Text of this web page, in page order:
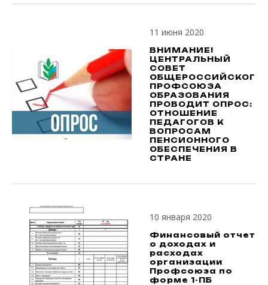
11 июня 2020
ВНИМАНИЕ!
ЦЕНТРАЛЬНЫЙ
СОВЕТ
ОБЩЕРОССИЙСКОГО
ПРОФСОЮЗА
ОБРАЗОВАНИЯ
ПРОВОДИТ ОПРОС:
ОТНОШЕНИЕ
ПЕДАГОГОВ К
ВОПРОСАМ
ПЕНСИОННОГО
ОБЕСПЕЧЕНИЯ В
СТРАНЕ
10 января 2020
Финансовый отчет
о доходах и
расходах
организации
Профсоюза по
форме 1-ПБ